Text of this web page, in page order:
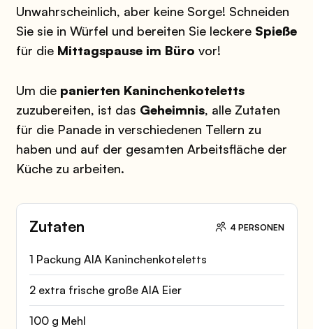
Zutaten 4 PERSONEN
1 Packung AIA Kaninchenkoteletts
2 extra frische große AIA Eier
100 g Mehl
Unwahrscheinlich, aber keine Sorge! Schneiden
Sie sie in Würfel und bereiten Sie leckere Spieße
für die Mittagspause im Büro vor!
Um die panierten Kaninchenkoteletts
zuzubereiten, ist das Geheimnis, alle Zutaten
für die Panade in verschiedenen Tellern zu
haben und auf der gesamten Arbeitsfläche der
Küche zu arbeiten.